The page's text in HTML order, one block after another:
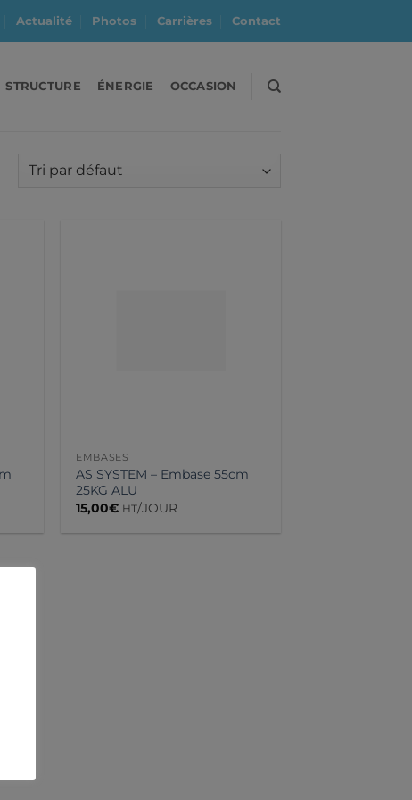
Actualité Photos Carrières Contact
STRUCTURE ÉNERGIE OCCASION
EMBASES
AS SYSTEM – Embase 55cm
25KG ALU
15,00€ HT/JOUR